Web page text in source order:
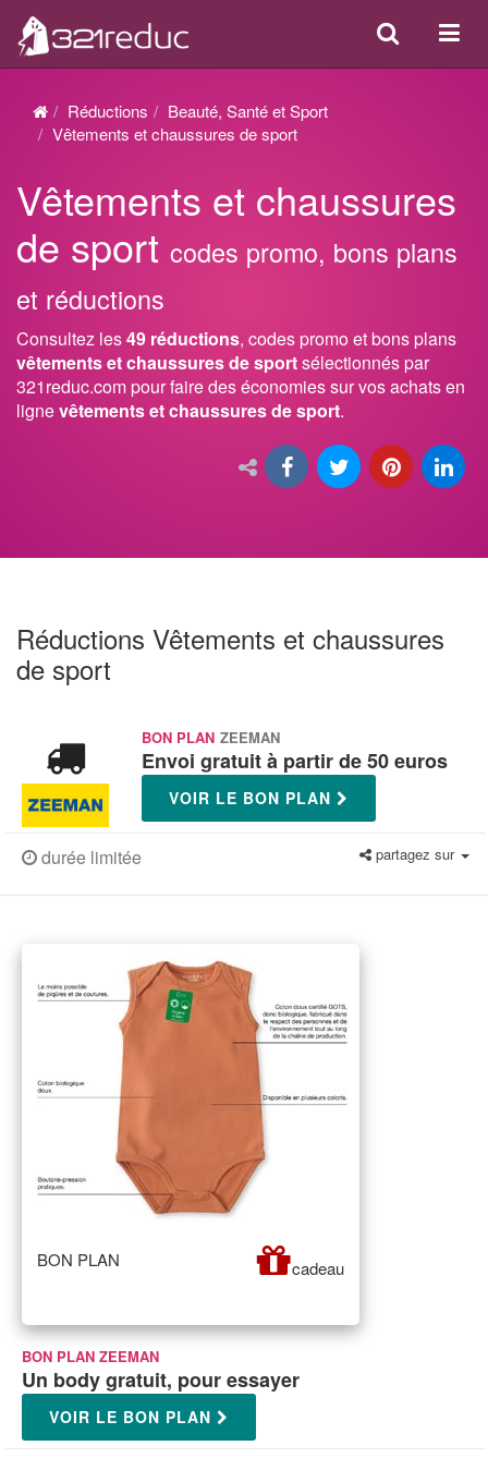
ou
Search
Réductions
Beauté, Santé et Sport
Vêtements et chaussures de sport
Vêtements et chaussures
de sport codes promo, bons plans
et réductions
Consultez les49 réductions, codes promo et bons plans
vêtements et chaussures de sportsélectionnés par
321reduc.com pour faire des économies sur vos achats en
lignevêtements et chaussures de sport.
Réductions Vêtements et chaussures
de sport
BON PLAN ZEEMAN
Envoi gratuit à partir de 50 euros
VOIR LE BON PLAN
durée limitée partagez sur
BON PLAN cadeau
BON PLAN ZEEMAN
Un body gratuit, pour essayer
VOIR LE BON PLAN